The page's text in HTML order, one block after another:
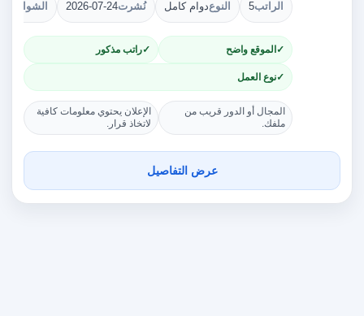
الراتب5 النوعدوام كامل نُشرت2026-07-24 الشواغر
الموقع واضح راتب مذكور
نوع العمل
المجال أو الدور قريب من
ملفك.
الإعلان يحتوي معلومات كافية
لاتخاذ قرار.
عرض التفاصيل